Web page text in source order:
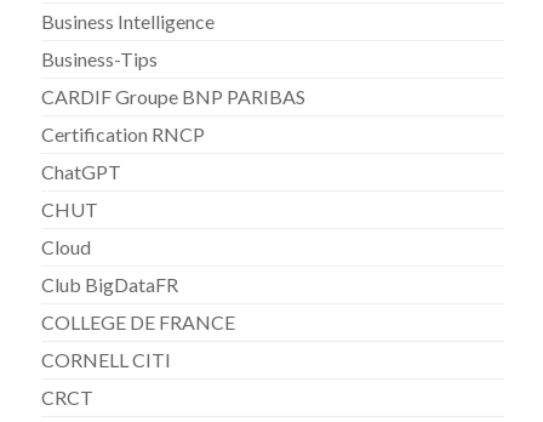
Business Intelligence
Business-Tips
CARDIF Groupe BNP PARIBAS
Certification RNCP
ChatGPT
CHUT
Cloud
Club BigDataFR
COLLEGE DE FRANCE
CORNELL CITI
CRCT